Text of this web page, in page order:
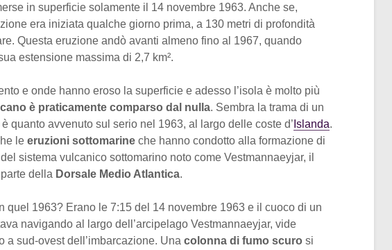
in superficie solamente il 14 novembre 1963. Anche se,
era iniziata qualche giorno prima, a 130 metri di profondità
Questa eruzione andò avanti almeno fino al 1967, quando
estensione massima di 2,7 km².
e onde hanno eroso la superficie e adesso l’isola è molto più
è praticamente comparso dal nulla. Sembra la trama di un
quanto avvenuto sul serio nel 1963, al largo delle coste d’ Islanda.
le eruzioni sottomarine che hanno condotto alla formazione di
sistema vulcanico sottomarino noto come Vestmannaeyjar, il
della Dorsale Medio Atlantica.
quel 1963? Erano le 7:15 del 14 novembre 1963 e il cuoco di un
navigando al largo dell’arcipelago Vestmannaeyjar, vide
a sud-ovest dell’imbarcazione. Una colonna di fumo scuro si